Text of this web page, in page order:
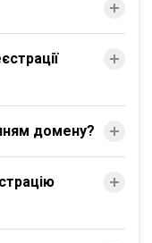
домену?